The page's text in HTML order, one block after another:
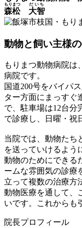
森松
もりまつ
大智
だいち
動物と飼い主様
もりまつ動物病院は
病院です。
国道200号をバイパ
ター方面にまっすぐ
で、駐車場は12台分
で診療し、日曜・祝
当院では、動物たち
を送っていけるよう
動物のためにできる
ームな雰囲気の診療
立って複数の治療方
動物医療を通して、
いです。これからも
院長プロフィール